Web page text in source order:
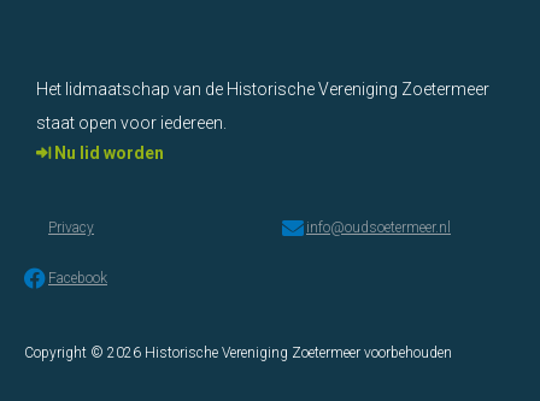
Het lidmaatschap van de Historische Vereniging Zoetermeer
staat open voor iedereen.
Nu lid worden
Copyright © 2026 Historische Vereniging Zoetermeer voorbehouden
Privacy info@oudsoetermeer.nl
Facebook